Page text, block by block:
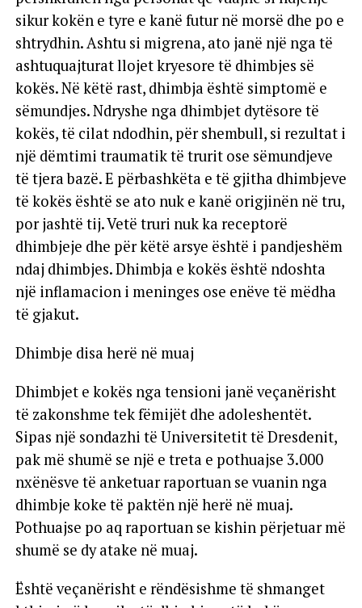
sikur kokën e tyre e kanë futur në morsë dhe po e
shtrydhin. Ashtu si migrena, ato janë një nga të
ashtuquajturat llojet kryesore të dhimbjes së
kokës. Në këtë rast, dhimbja është simptomë e
sëmundjes. Ndryshe nga dhimbjet dytësore të
kokës, të cilat ndodhin, për shembull, si rezultat i
një dëmtimi traumatik të trurit ose sëmundjeve
të tjera bazë. E përbashkëta e të gjitha dhimbjeve
të kokës është se ato nuk e kanë origjinën në tru,
por jashtë tij. Vetë truri nuk ka receptorë
dhimbjeje dhe për këtë arsye është i pandjeshëm
ndaj dhimbjes. Dhimbja e kokës është ndoshta
një inflamacion i meninges ose enëve të mëdha
të gjakut.
Dhimbje disa herë në muaj
Dhimbjet e kokës nga tensioni janë veçanërisht
të zakonshme tek fëmijët dhe adoleshentët.
Sipas një sondazhi të Universitetit të Dresdenit,
pak më shumë se një e treta e pothuajse 3.000
nxënësve të anketuar raportuan se vuanin nga
dhimbje koke të paktën një herë në muaj.
Pothuajse po aq raportuan se kishin përjetuar më
shumë se dy atake në muaj.
Është veçanërisht e rëndësishme të shmanget